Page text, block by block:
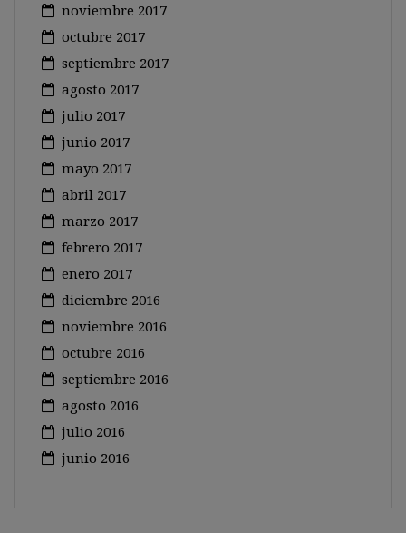
noviembre 2017
octubre 2017
septiembre 2017
agosto 2017
julio 2017
junio 2017
mayo 2017
abril 2017
marzo 2017
febrero 2017
enero 2017
diciembre 2016
noviembre 2016
octubre 2016
septiembre 2016
agosto 2016
julio 2016
junio 2016